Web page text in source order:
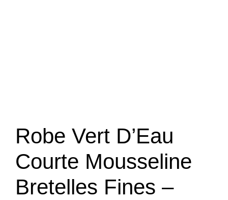
Robe Vert D’Eau
Courte Mousseline
Bretelles Fines –